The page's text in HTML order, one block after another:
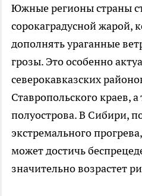
Южные регионы страны
сорокаградусной жарой,
дополнять ураганные
грозы. Это особенно
северокавказских
Ставропольского краев,
полуострова. В Сибири,
экстремального
может достичь
значительно возрастет